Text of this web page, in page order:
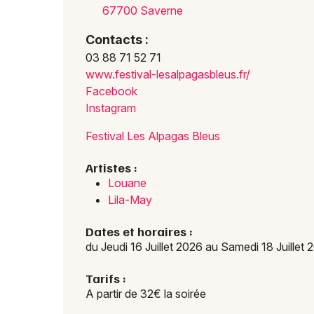
67700 Saverne
Contacts :
03 88 71 52 71
www.festival-lesalpagasbleus.fr/
Facebook
Instagram
Festival Les Alpagas Bleus
Artistes :
Louane
Lila-May
Dates et horaires :
du Jeudi 16 Juillet 2026 au Samedi 18 Juillet
Tarifs :
A partir de 32€ la soirée